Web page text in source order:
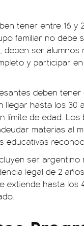
tener entre 16 y
familiar no debe
deben ser
y participar
deben tener
llegar hasta los 30
límite de edad. Los
materias al
educativas
ser argentino
legal de 2
extiende hasta los